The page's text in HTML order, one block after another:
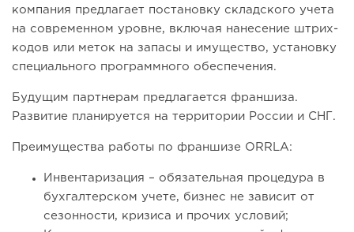
компания предлагает постановку складского учета
на современном уровне, включая нанесение штрих-
кодов или меток на запасы и имущество, установку
специального программного обеспечения.
Будущим партнерам предлагается франшиза.
Развитие планируется на территории России и СНГ.
Преимущества работы по франшизе ORRLA:
Инвентаризация – обязательная процедура в
бухгалтерском учете, бизнес не зависит от
сезонности, кризиса и прочих условий;